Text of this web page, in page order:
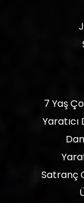
7 Yaş
Satranç